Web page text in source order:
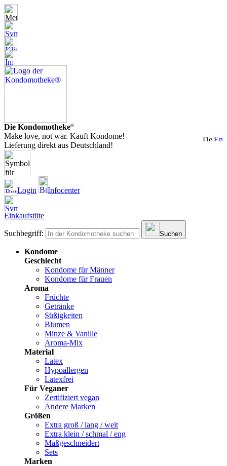
Die Kondomotheke®
Make love, not war. Kauft Kondome!
Lieferung direkt aus Deutschland!
Login Infocenter
Einkaufstüte
Suchbegriff: Suchen
Kondome
Geschlecht
Kondome für Männer
Kondome für Frauen
Aroma
Früchte
Getränke
Süßigkeiten
Blumen
Minze & Vanille
Aroma-Mix
Material
Latex
Hypoallergen
Latexfrei
Für Veganer
Zertifiziert vegan
Andere Marken
Größen
Extra groß / lang / weit
Extra klein / schmal / eng
Maßgeschneidert
Sets
Marken